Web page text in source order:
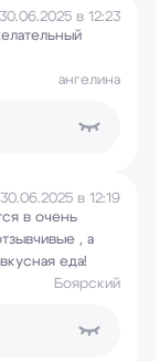
30.06.2025 в 12:23
ангелина
30.06.2025 в 12:19
в очень
, а
вкусная еда!
Боярский